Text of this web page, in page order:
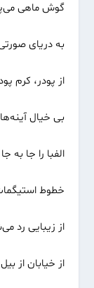
گوش ماهی
به دریای
از پودر، کرم
بی خیال
الفبا را جا به
خطوط
از زیبایی رد
از خیابان از